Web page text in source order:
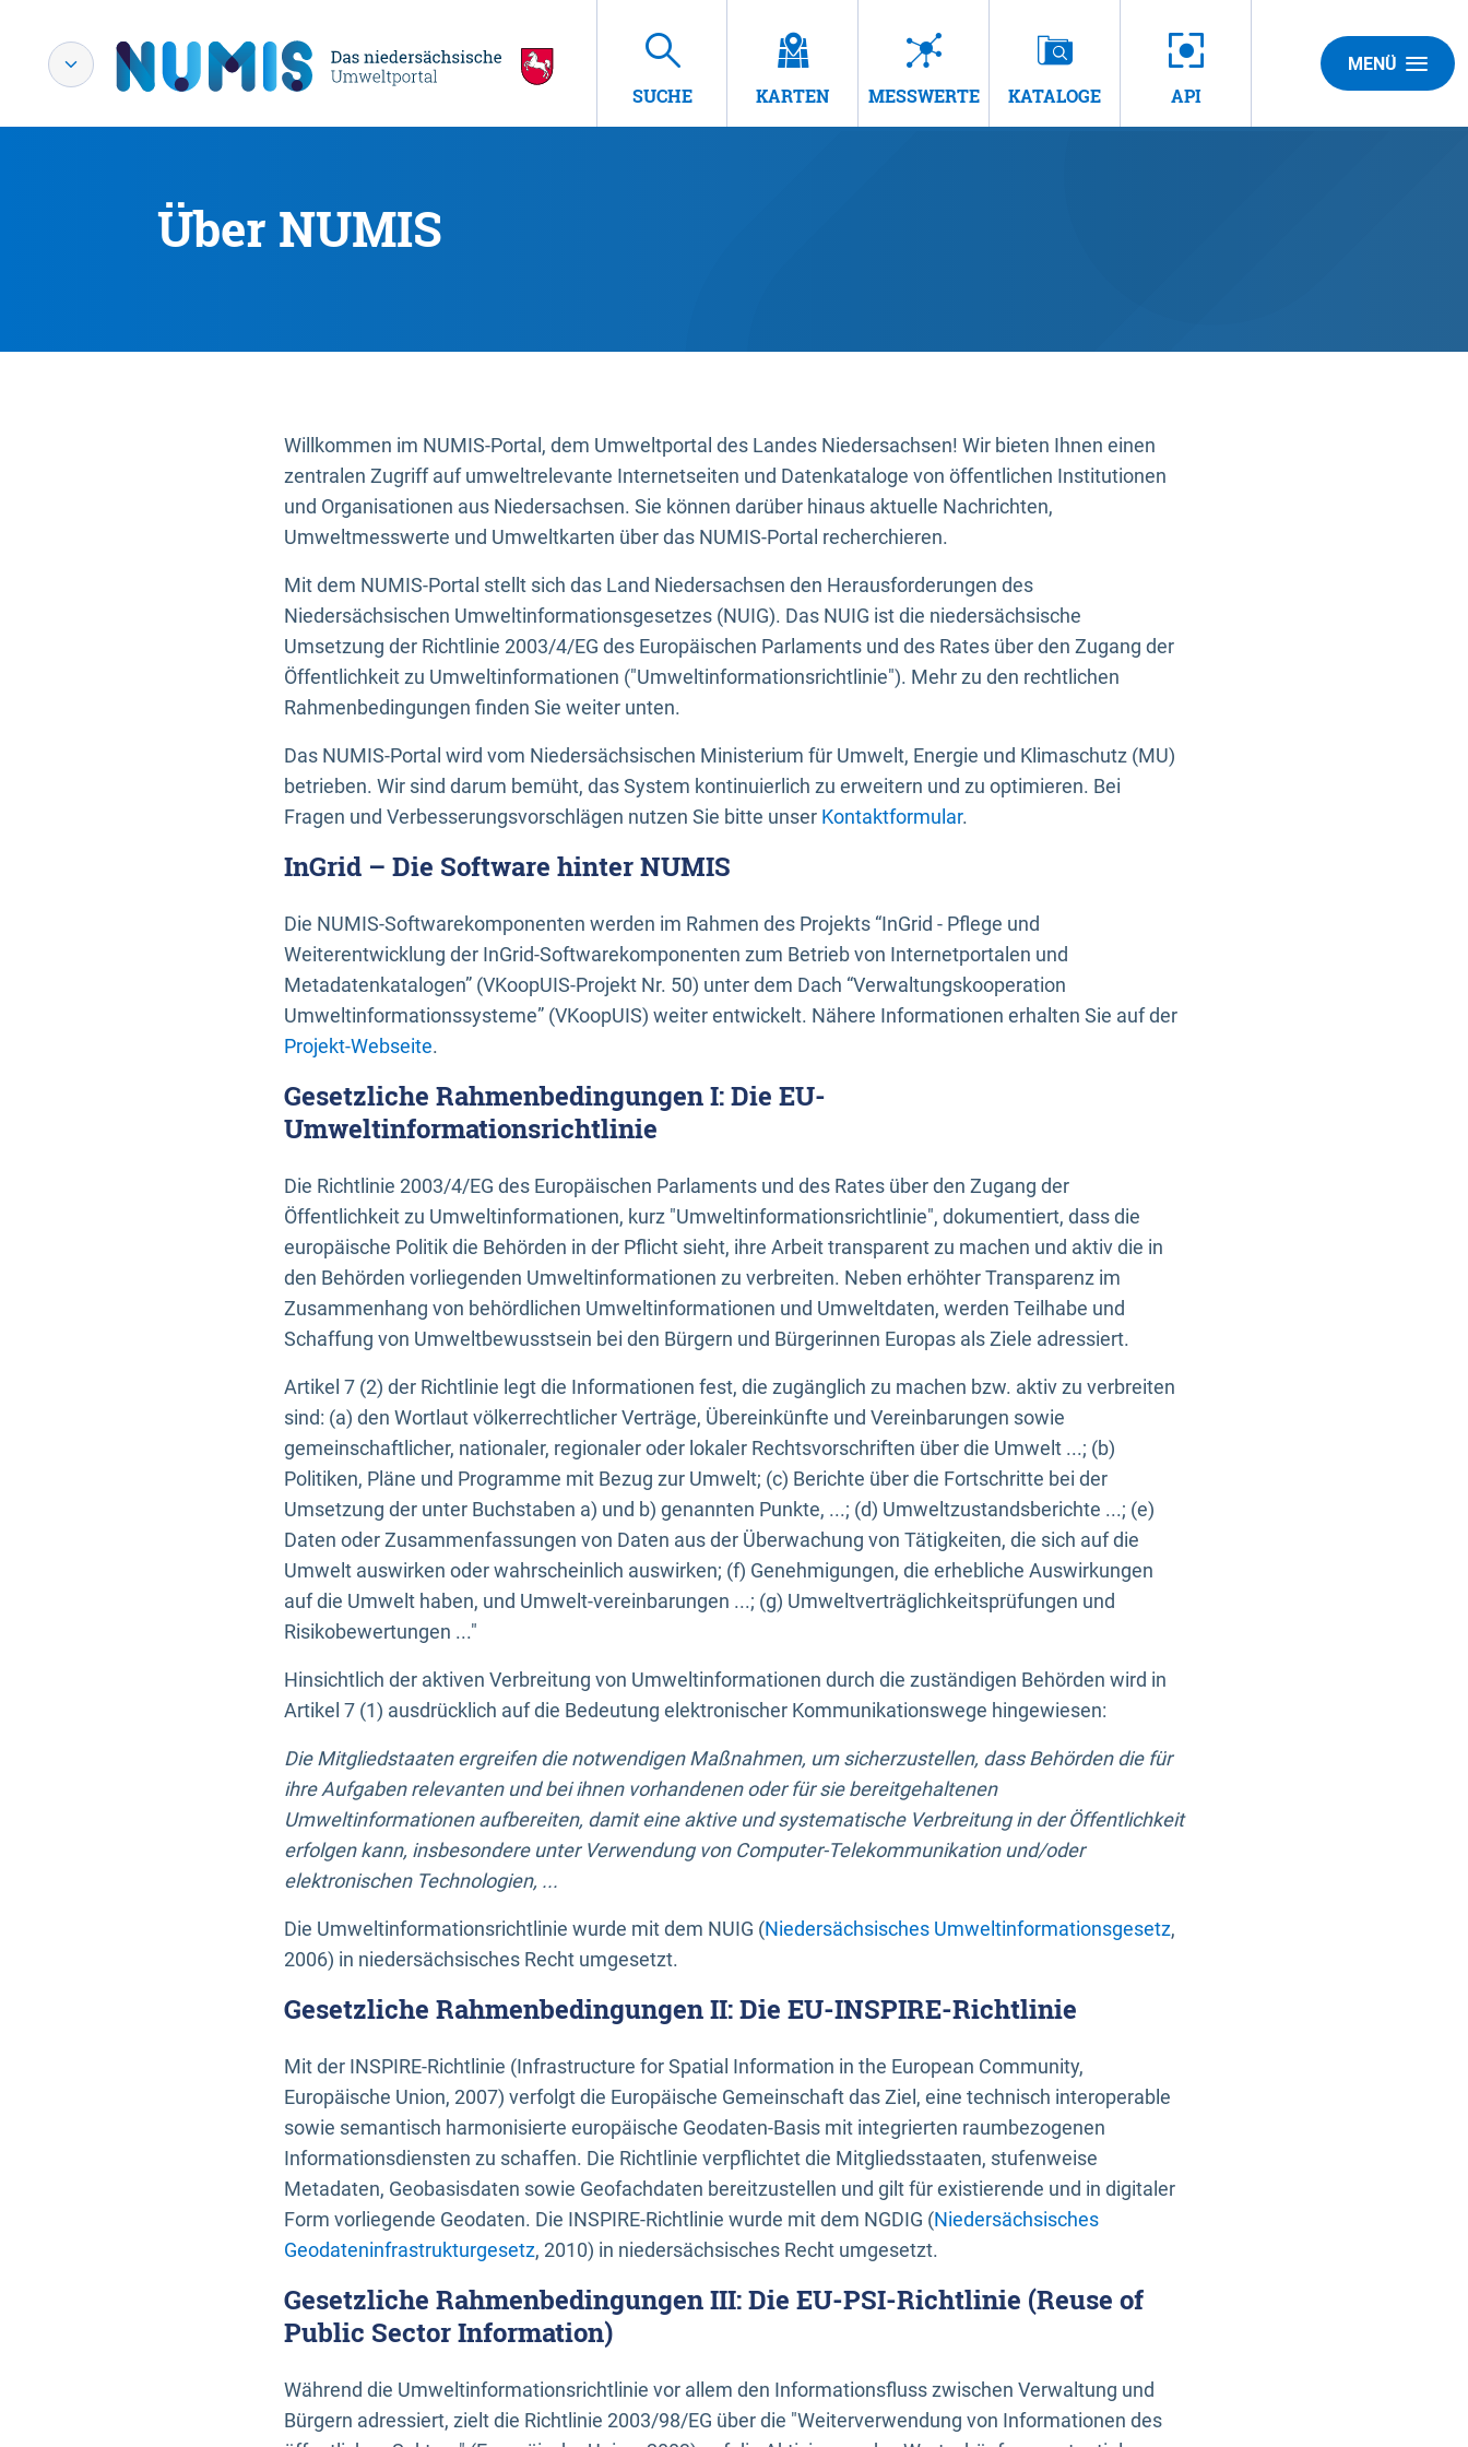
SUCHE KARTEN MESSWERTE KATALOGE API
MENÜ
Über NUMIS
Willkommen im NUMIS-Portal, dem Umweltportal des Landes Niedersachsen! Wir bieten Ihnen einen
zentralen Zugriff auf umweltrelevante Internetseiten und Datenkataloge von öffentlichen Institutionen
und Organisationen aus Niedersachsen. Sie können darüber hinaus aktuelle Nachrichten,
Umweltmesswerte und Umweltkarten über das NUMIS-Portal recherchieren.
Mit dem NUMIS-Portal stellt sich das Land Niedersachsen den Herausforderungen des
Niedersächsischen Umweltinformationsgesetzes (NUIG). Das NUIG ist die niedersächsische
Umsetzung der Richtlinie 2003/4/EG des Europäischen Parlaments und des Rates über den Zugang der
Öffentlichkeit zu Umweltinformationen ("Umweltinformationsrichtlinie"). Mehr zu den rechtlichen
Rahmenbedingungen finden Sie weiter unten.
Das NUMIS-Portal wird vom Niedersächsischen Ministerium für Umwelt, Energie und Klimaschutz (MU)
betrieben. Wir sind darum bemüht, das System kontinuierlich zu erweitern und zu optimieren. Bei
Fragen und Verbesserungsvorschlägen nutzen Sie bitte unser Kontaktformular.
InGrid – Die Software hinter NUMIS
Die NUMIS-Softwarekomponenten werden im Rahmen des Projekts “InGrid - Pflege und
Weiterentwicklung der InGrid-Softwarekomponenten zum Betrieb von Internetportalen und
Metadatenkatalogen” (VKoopUIS-Projekt Nr. 50) unter dem Dach “Verwaltungskooperation
Umweltinformationssysteme” (VKoopUIS) weiter entwickelt. Nähere Informationen erhalten Sie auf der
Projekt-Webseite.
Gesetzliche Rahmenbedingungen I: Die EU-
Umweltinformationsrichtlinie
Die Richtlinie 2003/4/EG des Europäischen Parlaments und des Rates über den Zugang der
Öffentlichkeit zu Umweltinformationen, kurz "Umweltinformationsrichtlinie", dokumentiert, dass die
europäische Politik die Behörden in der Pflicht sieht, ihre Arbeit transparent zu machen und aktiv die in
den Behörden vorliegenden Umweltinformationen zu verbreiten. Neben erhöhter Transparenz im
Zusammenhang von behördlichen Umweltinformationen und Umweltdaten, werden Teilhabe und
Schaffung von Umweltbewusstsein bei den Bürgern und Bürgerinnen Europas als Ziele adressiert.
Artikel 7 (2) der Richtlinie legt die Informationen fest, die zugänglich zu machen bzw. aktiv zu verbreiten
sind: (a) den Wortlaut völkerrechtlicher Verträge, Übereinkünfte und Vereinbarungen sowie
gemeinschaftlicher, nationaler, regionaler oder lokaler Rechtsvorschriften über die Umwelt ...; (b)
Politiken, Pläne und Programme mit Bezug zur Umwelt; (c) Berichte über die Fortschritte bei der
Umsetzung der unter Buchstaben a) und b) genannten Punkte, ...; (d) Umweltzustandsberichte ...; (e)
Daten oder Zusammenfassungen von Daten aus der Überwachung von Tätigkeiten, die sich auf die
Umwelt auswirken oder wahrscheinlich auswirken; (f) Genehmigungen, die erhebliche Auswirkungen
auf die Umwelt haben, und Umwelt-vereinbarungen ...; (g) Umweltverträglichkeitsprüfungen und
Risikobewertungen ..."
Hinsichtlich der aktiven Verbreitung von Umweltinformationen durch die zuständigen Behörden wird in
Artikel 7 (1) ausdrücklich auf die Bedeutung elektronischer Kommunikationswege hingewiesen:
Die Mitgliedstaaten ergreifen die notwendigen Maßnahmen, um sicherzustellen, dass Behörden die für
ihre Aufgaben relevanten und bei ihnen vorhandenen oder für sie bereitgehaltenen
Umweltinformationen aufbereiten, damit eine aktive und systematische Verbreitung in der Öffentlichkeit
erfolgen kann, insbesondere unter Verwendung von Computer-Telekommunikation und/oder
elektronischen Technologien, ...
Die Umweltinformationsrichtlinie wurde mit dem NUIG (Niedersächsisches Umweltinformationsgesetz,
2006) in niedersächsisches Recht umgesetzt.
Gesetzliche Rahmenbedingungen II: Die EU-INSPIRE-Richtlinie
Mit der INSPIRE-Richtlinie (Infrastructure for Spatial Information in the European Community,
Europäische Union, 2007) verfolgt die Europäische Gemeinschaft das Ziel, eine technisch interoperable
sowie semantisch harmonisierte europäische Geodaten-Basis mit integrierten raumbezogenen
Informationsdiensten zu schaffen. Die Richtlinie verpflichtet die Mitgliedsstaaten, stufenweise
Metadaten, Geobasisdaten sowie Geofachdaten bereitzustellen und gilt für existierende und in digitaler
Form vorliegende Geodaten. Die INSPIRE-Richtlinie wurde mit dem NGDIG (Niedersächsisches
Geodateninfrastrukturgesetz, 2010) in niedersächsisches Recht umgesetzt.
Gesetzliche Rahmenbedingungen III: Die EU-PSI-Richtlinie (Reuse of
Public Sector Information)
Während die Umweltinformationsrichtlinie vor allem den Informationsfluss zwischen Verwaltung und
Bürgern adressiert, zielt die Richtlinie 2003/98/EG über die "Weiterverwendung von Informationen des